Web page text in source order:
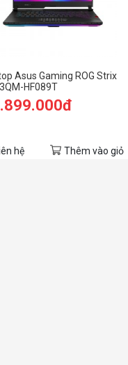
Asus Gaming ROG Strix
HF089T
hệ Thêm vào giỏ